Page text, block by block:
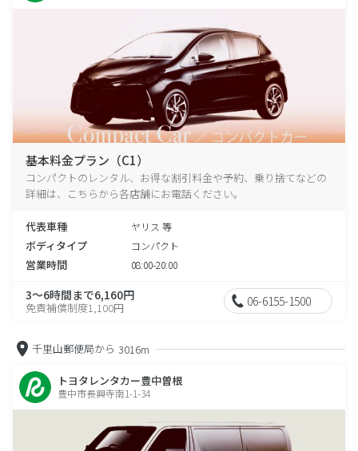
基本料金プラン（C1）
コンパクトのレンタル、お得な割引料金や予約、乗り捨てなどの
詳細は、こちらから各店舗にお電話ください。
代表車種 ヤリス 等
ボディタイプ コンパクト
営業時間 08:00-20:00
3～6時間まで6,160円
免責補償制度1,100円 06-6155-1500
千里山郵便局から 3016m
トヨタレンタカー豊中曽根
豊中市長興寺南1-1-34